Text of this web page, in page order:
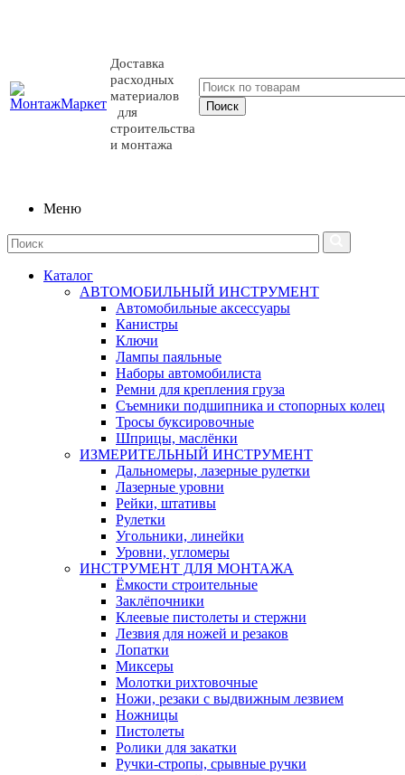
Доставка
расходных
материалов
для
строительства
и монтажа
Меню
Каталог
АВТОМОБИЛЬНЫЙ ИНСТРУМЕНТ
Автомобильные аксессуары
Канистры
Ключи
Лампы паяльные
Наборы автомобилиста
Ремни для крепления груза
Съемники подшипника и стопорных колец
Тросы буксировочные
Шприцы, маслёнки
ИЗМЕРИТЕЛЬНЫЙ ИНСТРУМЕНТ
Дальномеры, лазерные рулетки
Лазерные уровни
Рейки, штативы
Рулетки
Угольники, линейки
Уровни, угломеры
ИНСТРУМЕНТ ДЛЯ МОНТАЖА
Ёмкости строительные
Заклёпочники
Клеевые пистолеты и стержни
Лезвия для ножей и резаков
Лопатки
Миксеры
Молотки рихтовочные
Ножи, резаки с выдвижным лезвием
Ножницы
Пистолеты
Ролики для закатки
Ручки-стропы, срывные ручки